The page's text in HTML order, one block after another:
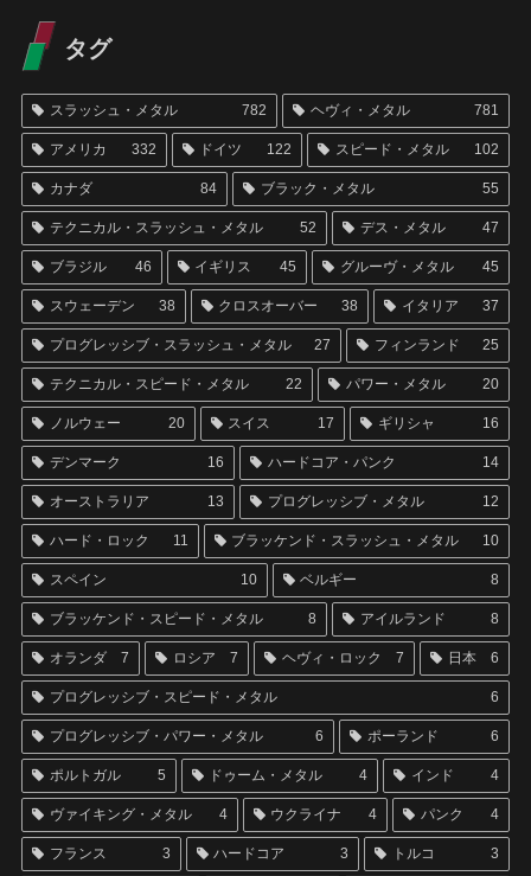
タグ
スラッシュ・メタル 782 ヘヴィ・メタル 781
アメリカ 332 ドイツ 122 スピード・メタル 102
カナダ 84 ブラック・メタル 55
テクニカル・スラッシュ・メタル 52 デス・メタル 47
ブラジル 46 イギリス 45 グルーヴ・メタル 45
スウェーデン 38 クロスオーバー 38 イタリア 37
プログレッシブ・スラッシュ・メタル 27 フィンランド 25
テクニカル・スピード・メタル 22 パワー・メタル 20
ノルウェー 20 スイス 17 ギリシャ 16
デンマーク 16 ハードコア・パンク 14
オーストラリア 13 プログレッシブ・メタル 12
ハード・ロック 11 ブラッケンド・スラッシュ・メタル 10
スペイン 10 ベルギー 8
ブラッケンド・スピード・メタル 8 アイルランド 8
オランダ 7 ロシア 7 ヘヴィ・ロック 7 日本 6
プログレッシブ・スピード・メタル 6
プログレッシブ・パワー・メタル 6 ポーランド 6
ポルトガル 5 ドゥーム・メタル 4 インド 4
ヴァイキング・メタル 4 ウクライナ 4 パンク 4
フランス 3 ハードコア 3 トルコ 3